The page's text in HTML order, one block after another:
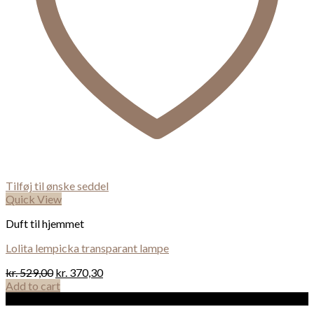
Tilføj til ønske seddel
Quick View
Duft til hjemmet
Lolita lempicka transparant lampe
kr.529,00 kr. 370,30
Add to cart